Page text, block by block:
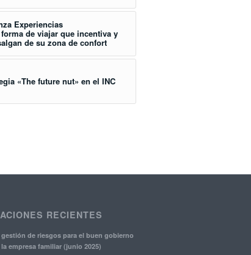
Experiencias
de viajar que incentiva y
de su zona de confort
«The future nut» en el INC
RECIENTES
gestión de riesgos para el buen gobierno
empresa familiar (junio 2025)